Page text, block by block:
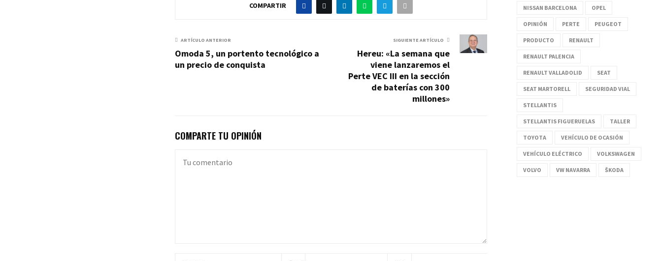
COMPARTIR
ARTÍCULO ANTERIOR
Omoda 5, un portento tecnológico a
un precio de conquista
SIGUIENTE ARTÍCULO
Hereu: «La semana que
viene lanzaremos el
Perte VEC III en la sección
de baterías con 300
millones»
COMPARTE TU OPINIÓN
NISSAN BARCELONA OPEL
OPINIÓN PERTE PEUGEOT
PRODUCTO RENAULT
RENAULT PALENCIA
RENAULT VALLADOLID SEAT
SEAT MARTORELL SEGURIDAD VIAL
STELLANTIS
STELLANTIS FIGUERUELAS TALLER
TOYOTA VEHÍCULO DE OCASIÓN
VEHÍCULO ELÉCTRICO VOLKSWAGEN
VOLVO VW NAVARRA ŠKODA